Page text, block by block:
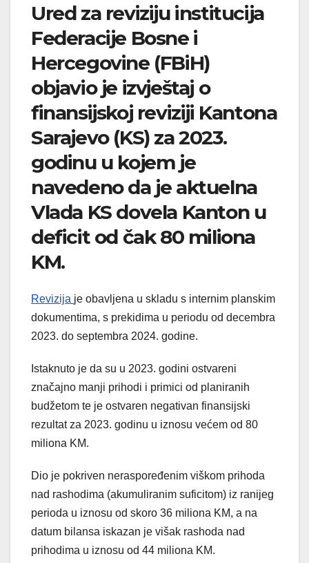
Ured za reviziju institucija
Federacije Bosne i
Hercegovine (FBiH)
objavio je izvještaj o
finansijskoj reviziji Kantona
Sarajevo (KS) za 2023.
godinu u kojem je
navedeno da je aktuelna
Vlada KS dovela Kanton u
deficit od čak 80 miliona
KM.
Revizija je obavljena u skladu s internim planskim
dokumentima, s prekidima u periodu od decembra
2023. do septembra 2024. godine.
Istaknuto je da su u 2023. godini ostvareni
značajno manji prihodi i primici od planiranih
budžetom te je ostvaren negativan finansijski
rezultat za 2023. godinu u iznosu većem od 80
miliona KM.
Dio je pokriven neraspoređenim viškom prihoda
nad rashodima (akumuliranim suficitom) iz ranijeg
perioda u iznosu od skoro 36 miliona KM, a na
datum bilansa iskazan je višak rashoda nad
prihodima u iznosu od 44 miliona KM.